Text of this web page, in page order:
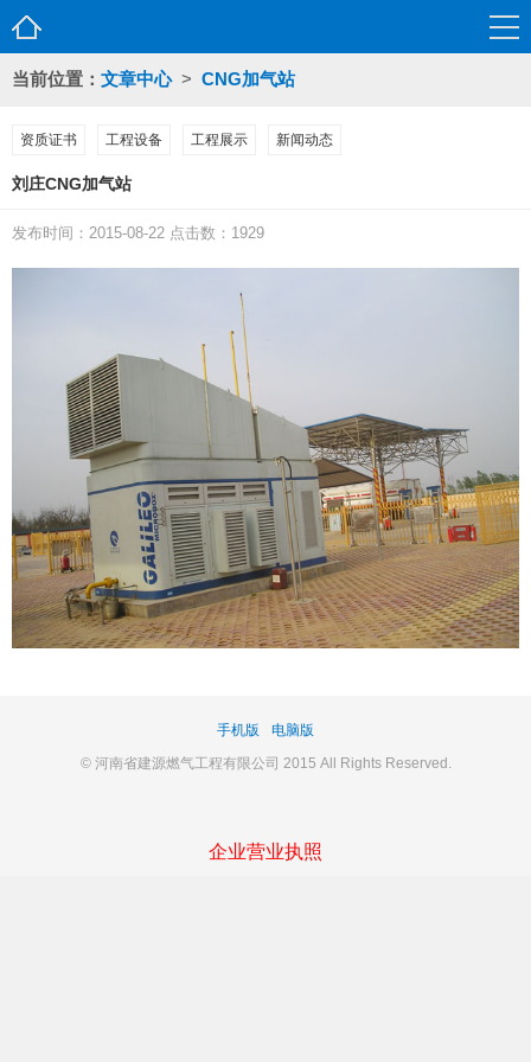
当前位置： 文章中心 > CNG加气站
资质证书 工程设备 工程展示 新闻动态
刘庄CNG加气站
发布时间：2015-08-22 点击数：1929
手机版
电脑版
© 河南省建源燃气工程有限公司 2015 All Rights Reserved.
企业营业执照